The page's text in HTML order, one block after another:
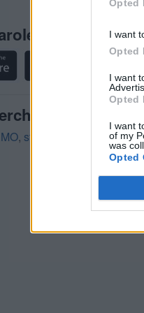
Opted
I want
Opted
I want
Opted
I want
of my
was
Opted
Guru
, strev Accot, sur ,